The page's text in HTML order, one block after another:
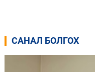
САНАЛ БОЛГОХ